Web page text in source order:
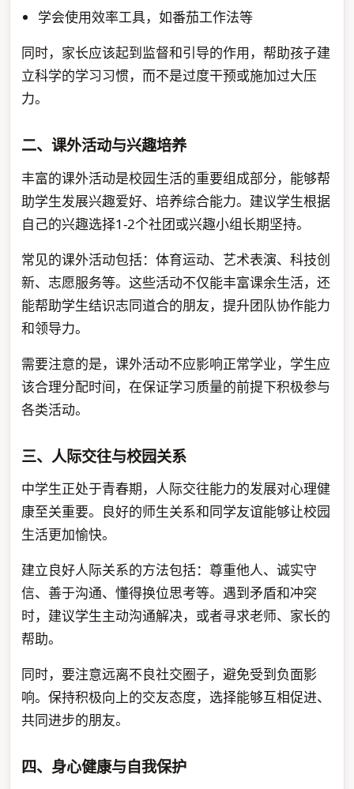
学会使用效率工具，如番茄工作法等
同时，家长应该起到监督和引导的作用，帮助孩子建
立科学的学习习惯，而不是过度干预或施加过大压
力。
二、课外活动与兴趣培养
丰富的课外活动是校园生活的重要组成部分，能够帮
助学生发展兴趣爱好、培养综合能力。建议学生根据
自己的兴趣选择1-2个社团或兴趣小组长期坚持。
常见的课外活动包括：体育运动、艺术表演、科技创
新、志愿服务等。这些活动不仅能丰富课余生活，还
能帮助学生结识志同道合的朋友，提升团队协作能力
和领导力。
需要注意的是，课外活动不应影响正常学业，学生应
该合理分配时间，在保证学习质量的前提下积极参与
各类活动。
三、人际交往与校园关系
中学生正处于青春期，人际交往能力的发展对心理健
康至关重要。良好的师生关系和同学友谊能够让校园
生活更加愉快。
建立良好人际关系的方法包括：尊重他人、诚实守
信、善于沟通、懂得换位思考等。遇到矛盾和冲突
时，建议学生主动沟通解决，或者寻求老师、家长的
帮助。
同时，要注意远离不良社交圈子，避免受到负面影
响。保持积极向上的交友态度，选择能够互相促进、
共同进步的朋友。
四、身心健康与自我保护